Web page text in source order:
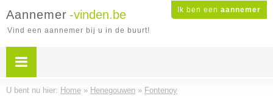
Ik ben een aannemer
Aannemer -vinden.be
Vind een aannemer bij u in de buurt!
U bent nu hier: Home » Henegouwen » Fontenoy